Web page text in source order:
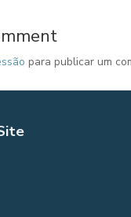
para publicar um